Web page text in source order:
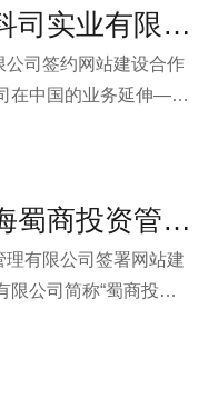
。
本公司与上海西脉科司实业有限公司签约网站建设合作协议
司签约网站建设合作
在中国的业务延伸—上
德技术交流和实业往
为全球客户提供优质
方位的本地服务。
优天建站正式与上海蜀商投资管理有限公司签署网站建设合作协议
有限公司签署网站建
限公司简称“蜀商投
、注册会计师、执业律